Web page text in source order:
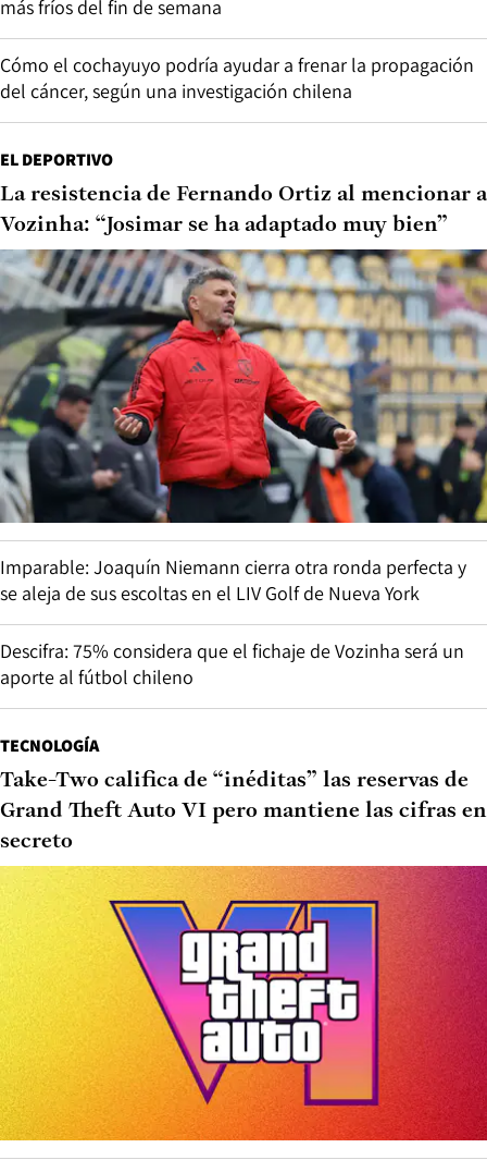
más fríos del fin de semana
Cómo el cochayuyo podría ayudar a frenar la propagación
del cáncer, según una investigación chilena
EL DEPORTIVO
La resistencia de Fernando Ortiz al mencionar a
Vozinha: “Josimar se ha adaptado muy bien”
Imparable: Joaquín Niemann cierra otra ronda perfecta y
se aleja de sus escoltas en el LIV Golf de Nueva York
Descifra: 75% considera que el fichaje de Vozinha será un
aporte al fútbol chileno
TECNOLOGÍA
Take-Two califica de “inéditas” las reservas de
Grand Theft Auto VI pero mantiene las cifras en
secreto